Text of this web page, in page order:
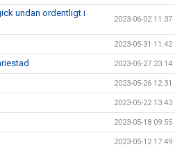
undan ordentligt i
2023-06-02 11:37
2023-05-31 11:42
2023-05-27 23:14
2023-05-26 12:31
2023-05-22 13:43
2023-05-18 09:55
2023-05-12 17:49